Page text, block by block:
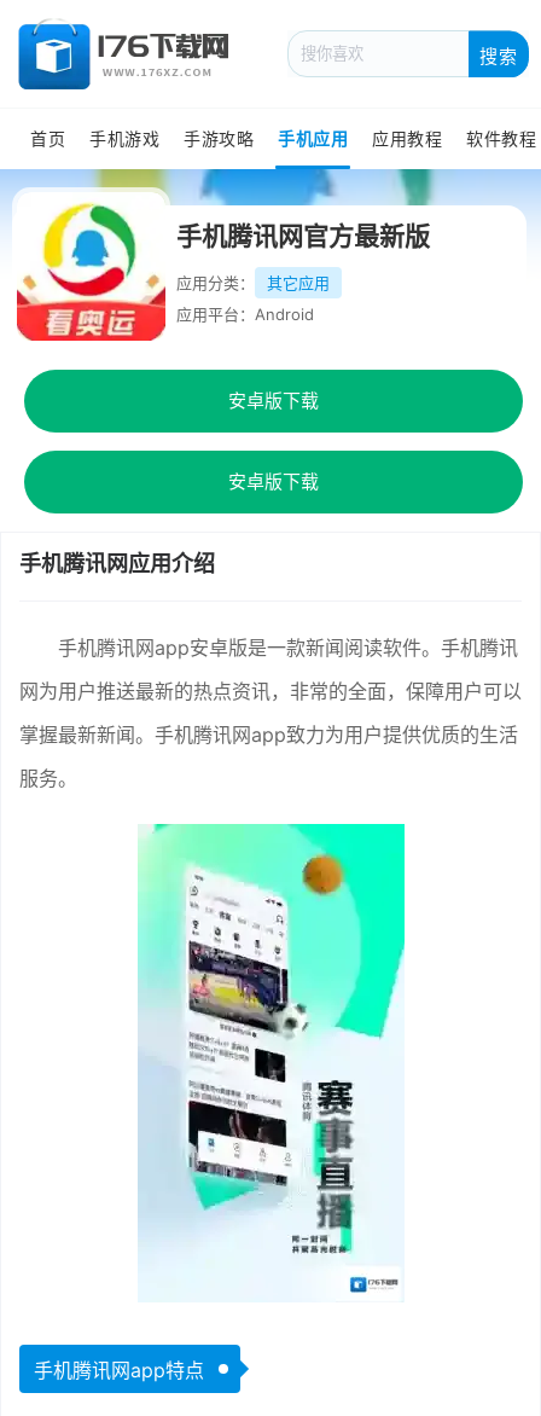
搜索
首页 手机游戏 手游攻略 手机应用 应用教程 软件教程
手机腾讯网官方最新版
应用分类：
其它应用
应用平台：Android
安卓版下载
安卓版下载
手机腾讯网应用介绍
手机腾讯网app安卓版是一款新闻阅读软件。手机腾讯
网为用户推送最新的热点资讯，非常的全面，保障用户可以
掌握最新新闻。手机腾讯网app致力为用户提供优质的生活
服务。
手机腾讯网app特点